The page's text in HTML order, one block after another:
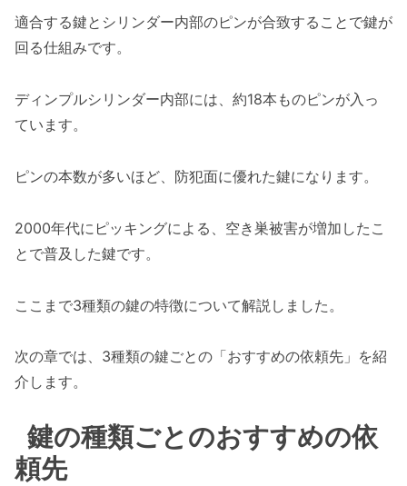
適合する鍵とシリンダー内部のピンが合致することで鍵が
回る仕組みです。
ディンプルシリンダー内部には、約18本ものピンが入っ
ています。
ピンの本数が多いほど、防犯面に優れた鍵になります。
2000年代にピッキングによる、空き巣被害が増加したこ
とで普及した鍵です。
ここまで3種類の鍵の特徴について解説しました。
次の章では、3種類の鍵ごとの「おすすめの依頼先」を紹
介します。
鍵の種類ごとのおすすめの依
頼先